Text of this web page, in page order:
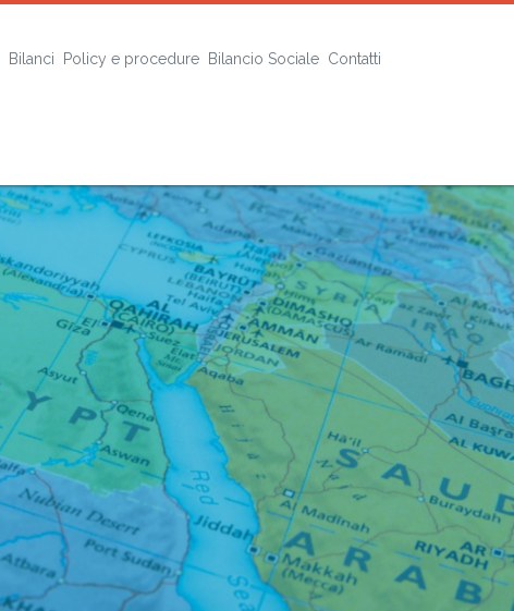
Bilanci Policy e procedure Bilancio Sociale Contatti